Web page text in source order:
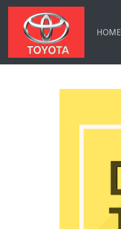
Langsung ke konten utama
HOME